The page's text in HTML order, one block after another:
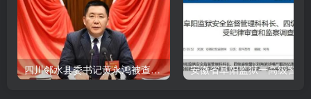
四川邻水县委书记黄永鸿被查，9天前还公开出席活动